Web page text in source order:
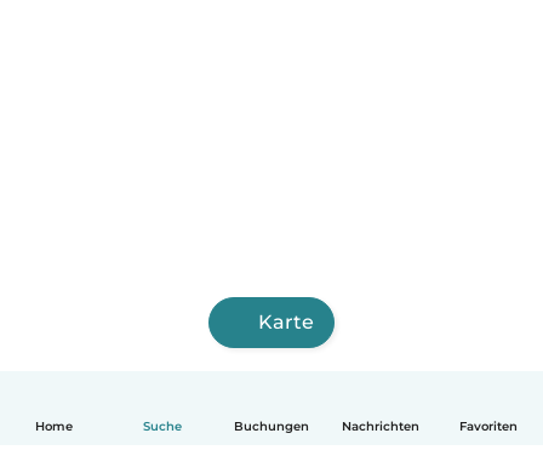
Home Suche Buchungen Nachrichten Favoriten
Karte